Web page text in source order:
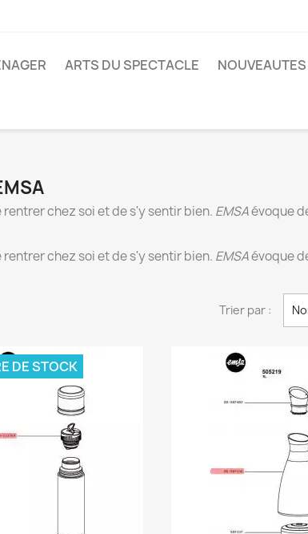
ARTS DU SPECTACLE NOUVEAUTES
chez soi et de s'y sentir bien. EMSAévoque
chez soi et de s'y sentir bien. EMSAévoque
Trier par :
DE STOCK